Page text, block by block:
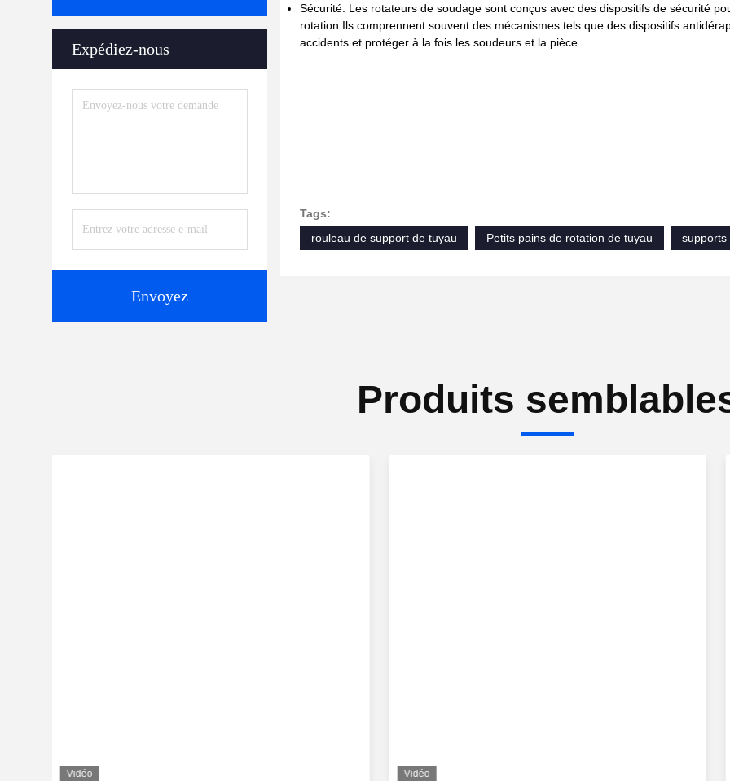
Expédiez-nous
Envoyez
Sécurité: Les rotateurs de soudage sont conçus avec des dispositifs de sécurité
rotation.Ils comprennent souvent des mécanismes tels que des dispositifs
accidents et protéger à la fois les soudeurs et la pièce..
Tags:
Produits
Vidéo Vidéo